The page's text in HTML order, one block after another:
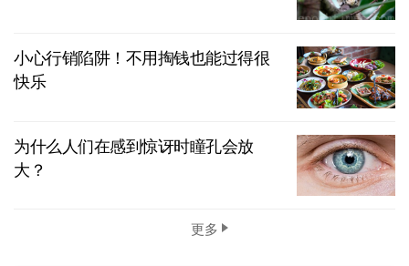
小心行销陷阱！不用掏钱也能过得很
快乐
为什么人们在感到惊讶时瞳孔会放
大？
更多